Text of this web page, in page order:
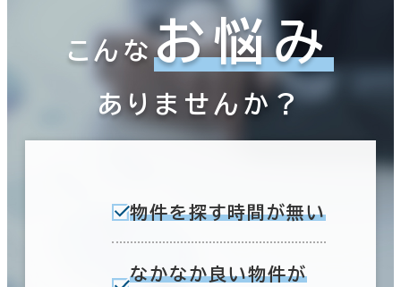
こんなお悩み
ありませんか？
物件を探す時間が無い
なかなか良い物件が